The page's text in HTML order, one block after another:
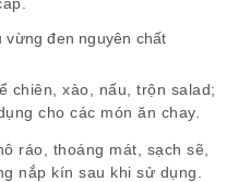
vừng đen nguyên chất
chiên, xào, nấu, trộn salad;
cho các món ăn chay.
ráo, thoáng mát, sạch sẽ,
nắp kín sau khi sử dụng.